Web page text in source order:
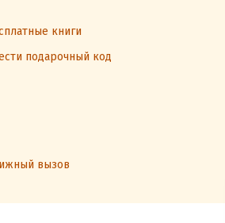
книги
подарочный код
вызов